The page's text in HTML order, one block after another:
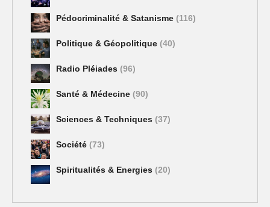
Pédocriminalité & Satanisme (116)
Politique & Géopolitique (40)
Radio Pléiades (96)
Santé & Médecine (90)
Sciences & Techniques (37)
Société (73)
Spiritualités & Energies (20)